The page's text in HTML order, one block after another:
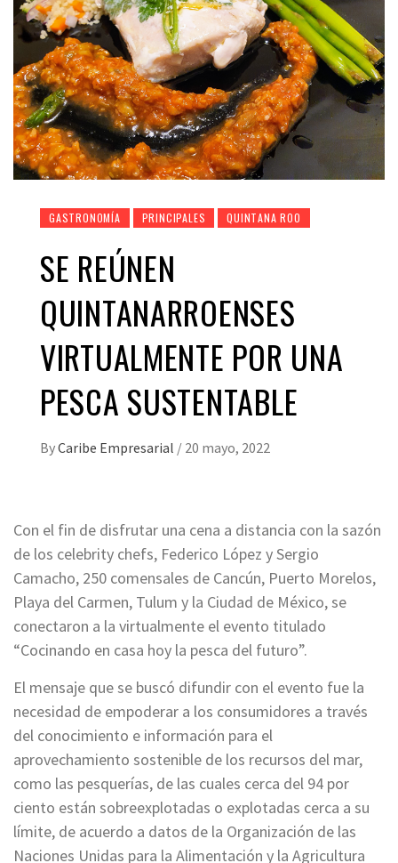
GASTRONOMÍA PRINCIPALES QUINTANA ROO
SE REÚNEN
QUINTANARROENSES
VIRTUALMENTE POR UNA
PESCA SUSTENTABLE
ByCaribe Empresarial / 20 mayo, 2022
Con el fin de disfrutar una cena a distancia con la sazón
de los celebrity chefs, Federico López y Sergio
Camacho, 250 comensales de Cancún, Puerto Morelos,
Playa del Carmen, Tulum y la Ciudad de México, se
conectaron a la virtualmente el evento titulado
“Cocinando en casa hoy la pesca del futuro”.
El mensaje que se buscó difundir con el evento fue la
necesidad de empoderar a los consumidores a través
del conocimiento e información para el
aprovechamiento sostenible de los recursos del mar,
como las pesquerías, de las cuales cerca del 94 por
ciento están sobreexplotadas o explotadas cerca a su
límite, de acuerdo a datos de la Organización de las
Naciones Unidas para la Alimentación y la Agricultura